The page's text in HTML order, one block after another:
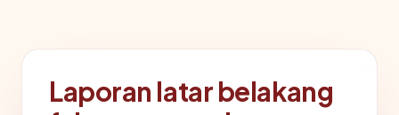
Laporan latar belakang